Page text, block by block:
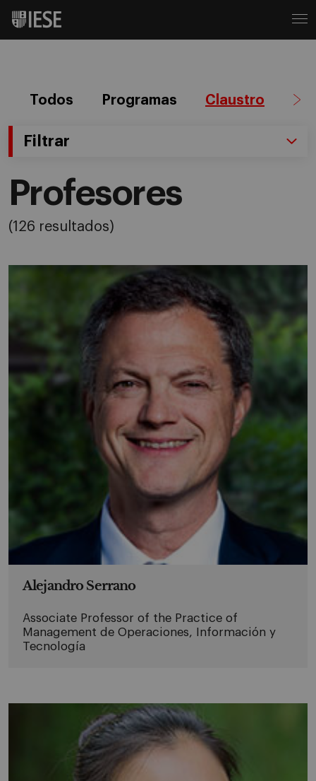
Todos Programas Claustro
Filtrar
Profesores
(126 resultados)
Alejandro Serrano
Associate Professor of the Practice of
Management de Operaciones, Información y
Tecnología